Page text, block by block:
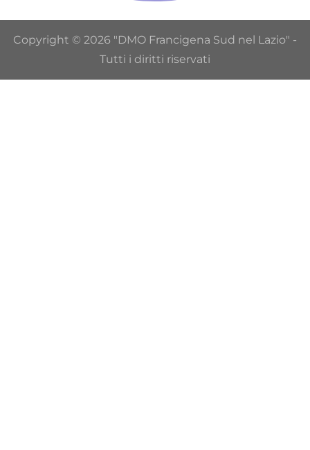
Copyright © 2026 "DMO Francigena Sud nel Lazio" -
Tutti i diritti riservati